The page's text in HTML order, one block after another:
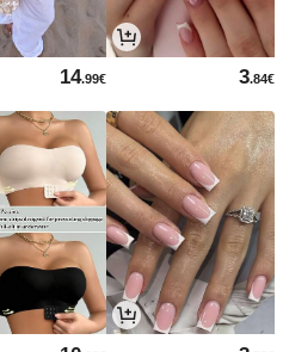
3.84€
14.99€